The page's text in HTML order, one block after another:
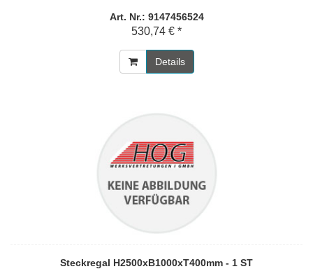
Art. Nr.: 9147456524
530,74 € *
Details
Steckregal H2500xB1000xT400mm - 1 ST